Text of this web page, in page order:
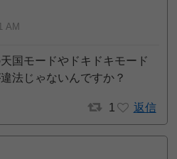
AM
国モードやドキドキモード
法じゃないんですか？
1 返信